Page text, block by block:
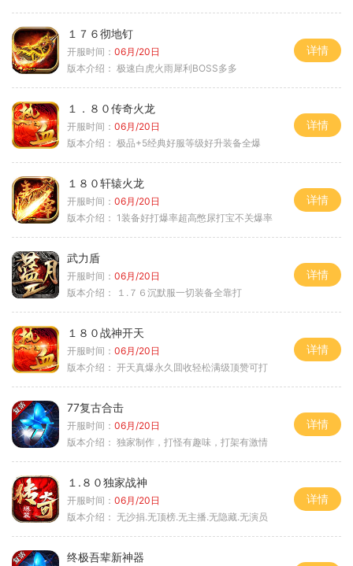
１７６彻地钉
开服时间： 06月/20日
版本介绍： 极速白虎火雨犀利BOSS多多
详情
１．８０传奇火龙
开服时间： 06月/20日
版本介绍： 极品+5经典好服等级好升装备全爆
详情
１８０轩辕火龙
开服时间： 06月/20日
版本介绍： 1装备好打爆率超高憋尿打宝不关爆率
详情
武力盾
开服时间： 06月/20日
版本介绍：
１.７６沉默服一切装备全靠打
详情
１８０战神开天
开服时间： 06月/20日
版本介绍： 开天真爆永久囬收轻松满级顶赞可打
详情
77复古合击
开服时间： 06月/20日
版本介绍： 独家制作，打怪有趣味，打架有激情
详情
１.８０独家战神
开服时间： 06月/20日
版本介绍： 无沙捐.无顶榜.无主播.无隐藏.无演员
详情
终极吾辈新神器